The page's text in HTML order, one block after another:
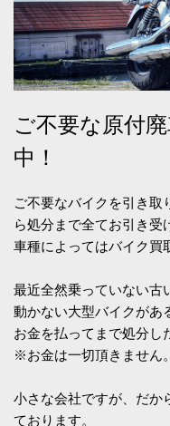
ご不要な原付
中！
ご不要なバイクを引き取
ら処分まで全てお引き受
車種によってはバイク買
最近全然乗っていない
動かない大型バイクが
お金を払ってまで処分し
※お金は一切頂きません
小さな会社ですが、だか
ております。